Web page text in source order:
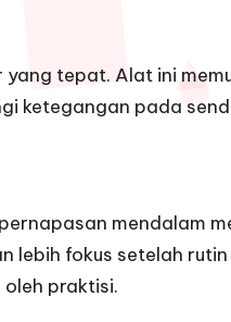
tepat. Alat ini
ketegangan pada
mendalam
lebih fokus setelah
praktisi.